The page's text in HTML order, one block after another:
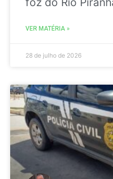
VER MATÉRIA »
28 de julho de 2026